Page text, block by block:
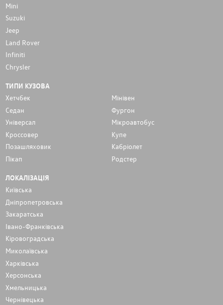
Mini
Suzuki
Jeep
Land Rover
Infiniti
Chrysler
ТИПИ КУЗОВА
Хетчбек
Мінівен
Седан
Фургон
Унiверсал
Мікроавтобус
Кроссовер
Купе
Позашляховик
Кабріолет
Пікап
Родстер
ЛОКАЛІЗАЦІЯ
Київська
Дніпропетровська
Закаратська
Івано-Франківська
Кіровоградська
Миколаївська
Харківська
Херсонська
Хмельницька
Чернівецька